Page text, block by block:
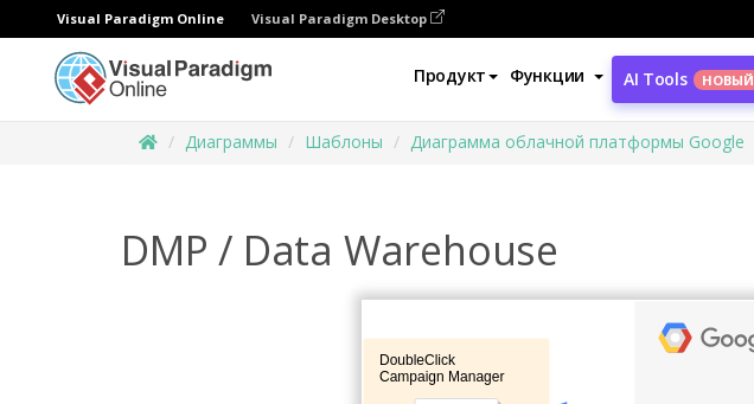
Visual Paradigm Online Visual Paradigm Desktop
Продукт Функции AI Tools НОВЫЙ
Диаграммы Шаблоны Диаграмма облачной платформы Google
DMP / Data Warehouse